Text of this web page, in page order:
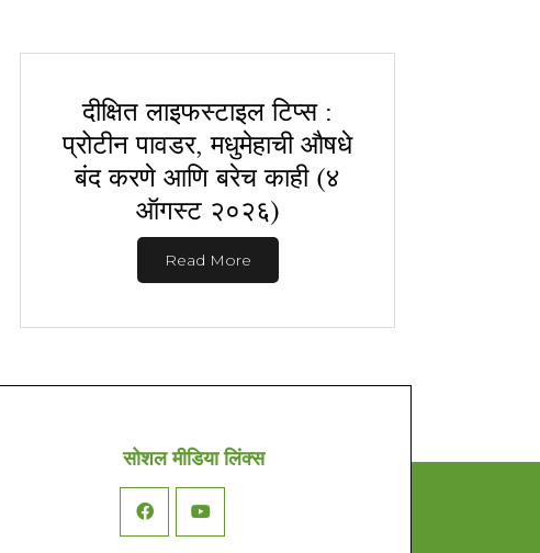
दीक्षित लाइफस्टाइल टिप्स :
प्रोटीन पावडर, मधुमेहाची औषधे
बंद करणे आणि बरेच काही (४
ऑगस्ट २०२६)
Read More
सोशल मीडिया लिंक्स